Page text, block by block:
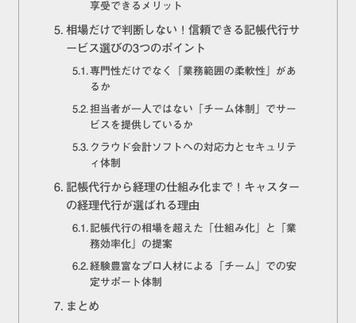
享受できるメリット
相場だけで判断しない！信頼できる記帳代行サ
ービス選びの3つのポイント
専門性だけでなく「業務範囲の柔軟性」があ
るか
担当者が一人ではない「チーム体制」でサー
ビスを提供しているか
クラウド会計ソフトへの対応力とセキュリテ
ィ体制
記帳代行から経理の仕組み化まで！キャスター
の経理代行が選ばれる理由
記帳代行の相場を超えた「仕組み化」と「業
務効率化」の提案
経験豊富なプロ人材による「チーム」での安
定サポート体制
まとめ